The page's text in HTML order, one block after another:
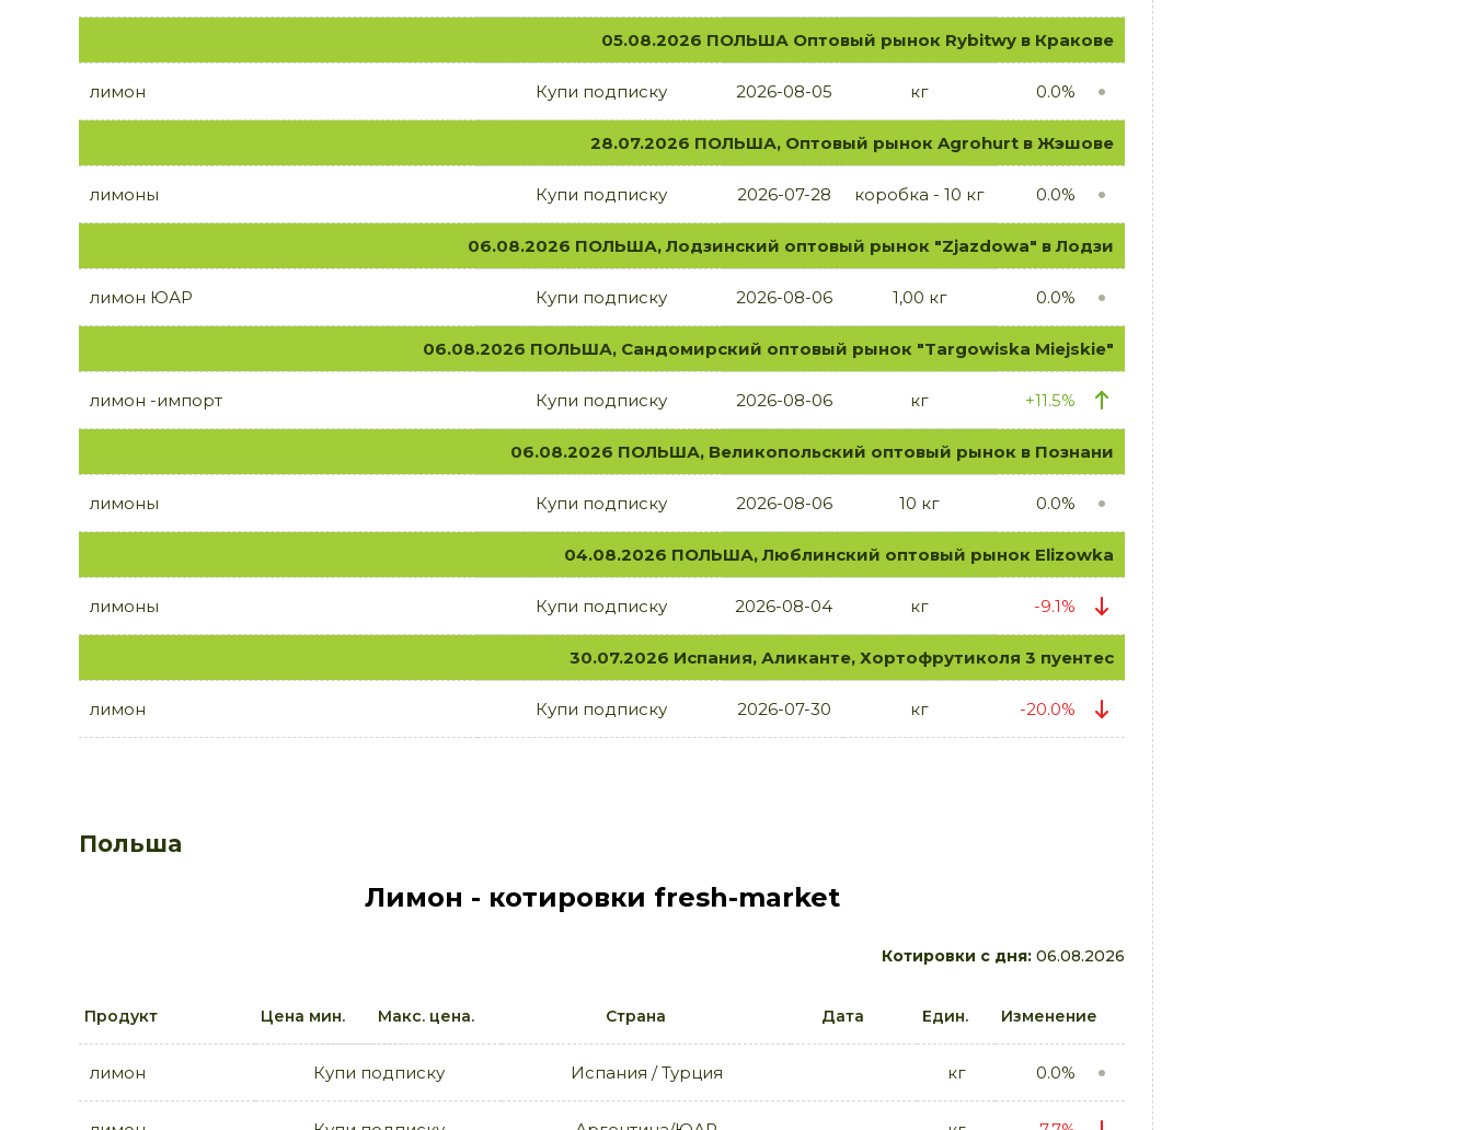
05.08.2026 ПОЛЬША Оптовый рынок Rybitwy в Кракове
лимон Купи подписку 2026-08-05 кг 0.0%
28.07.2026 ПОЛЬША, Оптовый рынок Agrohurt в Жэшове
лимоны Купи подписку 2026-07-28 коробка - 10 кг 0.0%
06.08.2026 ПОЛЬША, Лодзинский оптовый рынок "Zjazdowa" в Лодзи
лимон ЮАР Купи подписку 2026-08-06 1,00 кг 0.0%
06.08.2026 ПОЛЬША, Сандомирский оптовый рынок "Targowiska Miejskie"
лимон -импорт Купи подписку 2026-08-06 кг +11.5%
06.08.2026 ПОЛЬША, Великопольский оптовый рынок в Познани
лимоны Купи подписку 2026-08-06 10 кг 0.0%
04.08.2026 ПОЛЬША, Люблинский оптовый рынок Elizowka
лимоны Купи подписку 2026-08-04 кг -9.1%
30.07.2026 Испания, Аликанте, Хортофрутиколя 3 пуентес
лимон Купи подписку 2026-07-30 кг -20.0%
Польша
Лимон - котировки fresh-market
Котировки с дня: 06.08.2026
Продукт Цена мин. Макс. цена. Страна Дата Един. Изменение
лимон Купи подписку Испания / Турция кг 0.0%